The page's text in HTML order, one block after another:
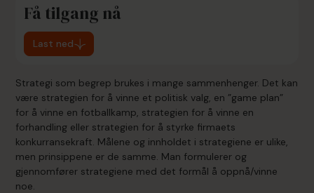
Få tilgang nå
Last ned
Strategi som begrep brukes i mange sammenhenger. Det kan
være strategien for å vinne et politisk valg, en ”game plan”
for å vinne en fotballkamp, strategien for å vinne en
forhandling eller strategien for å styrke firmaets
konkurransekraft. Målene og innholdet i strategiene er ulike,
men prinsippene er de samme. Man formulerer og
gjennomfører strategiene med det formål å oppnå/vinne
noe.